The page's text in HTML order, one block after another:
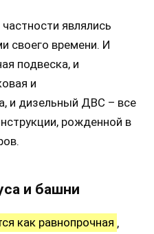
являлись
своего времени. И
подвеска, и
и
и дизельный ДВС – все
рожденной в
и башни
как равнопрочная ,